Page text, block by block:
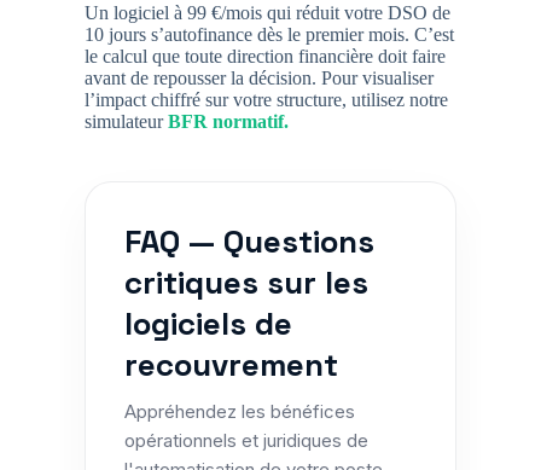
Un logiciel à 99 €/mois qui réduit votre DSO de
10 jours s’autofinance dès le premier mois. C’est
le calcul que toute direction financière doit faire
avant de repousser la décision. Pour visualiser
l’impact chiffré sur votre structure, utilisez notre
simulateurBFR normatif.
FAQ — Questions
critiques sur les
logiciels de
recouvrement
Appréhendez les bénéfices
opérationnels et juridiques de